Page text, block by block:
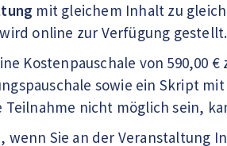
mit gleichem Inhalt zu
online zur Verfügung gestellt.
Kostenpauschale von 590,00
sowie ein Skript
Teilnahme nicht möglich sein,
wenn Sie an der Veranstaltung